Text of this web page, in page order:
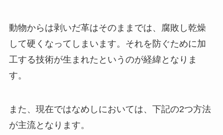
動物からは剥いだ革はそのままでは、腐敗し乾燥
して硬くなってしまいます。それを防ぐために加
工する技術が生まれたというのが経緯となりま
す。
また、現在ではなめしにおいては、下記の2つ方法
が主流となります。